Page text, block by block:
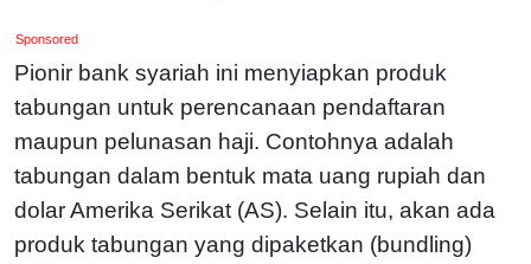
Sponsored
Pionir bank syariah ini menyiapkan produk
tabungan untuk perencanaan pendaftaran
maupun pelunasan haji. Contohnya adalah
tabungan dalam bentuk mata uang rupiah dan
dolar Amerika Serikat (AS). Selain itu, akan ada
produk tabungan yang dipaketkan (bundling)